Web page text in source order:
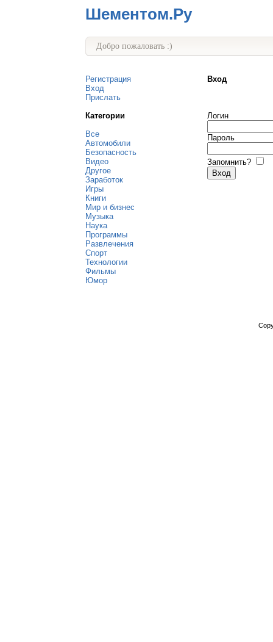
Шементом.Ру
Добро пожаловать :)
Регистрация
Вход
Прислать
Категории
Все
Автомобили
Безопасность
Видео
Другое
Заработок
Игры
Книги
Мир и бизнес
Музыка
Наука
Программы
Развлечения
Спорт
Технологии
Фильмы
Юмор
Вход
Логин
Пароль
Запомнить?